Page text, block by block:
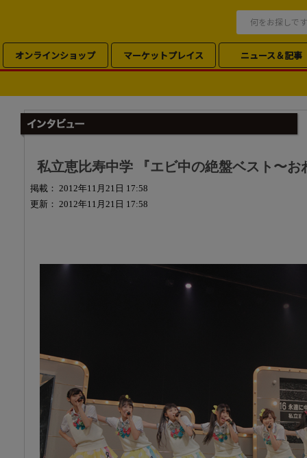
オンラインショップ マーケットプレイス ニュース＆記事
私立恵比寿中学 『エビ中の絶盤ベスト〜お
掲載： 2012年11月21日 17:58
更新： 2012年11月21日 17:58